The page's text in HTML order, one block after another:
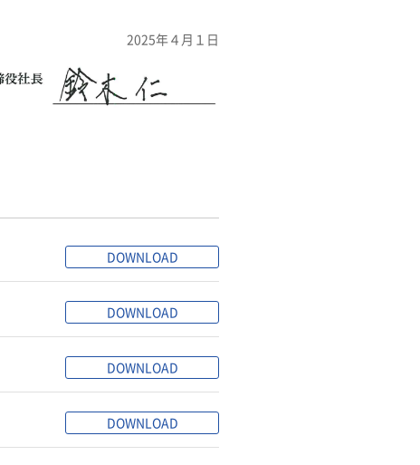
2025年４月１日
DOWNLOAD
DOWNLOAD
DOWNLOAD
DOWNLOAD